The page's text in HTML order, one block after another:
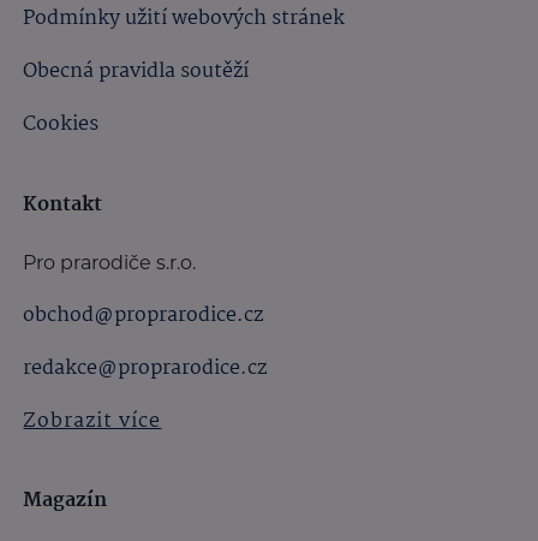
Podmínky užití webových stránek
Obecná pravidla soutěží
Cookies
Kontakt
Pro prarodiče s.r.o.
obchod@proprarodice.cz
redakce@proprarodice.cz
Zobrazit více
Magazín